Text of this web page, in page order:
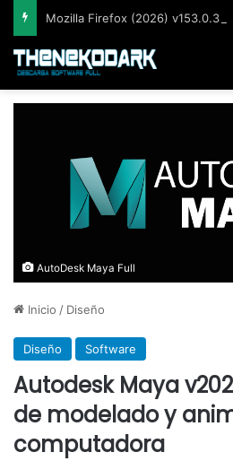
AutoDesk Maya Full
Inicio / Diseño
Diseño Software
Autodesk Maya
de modelado y
computadora